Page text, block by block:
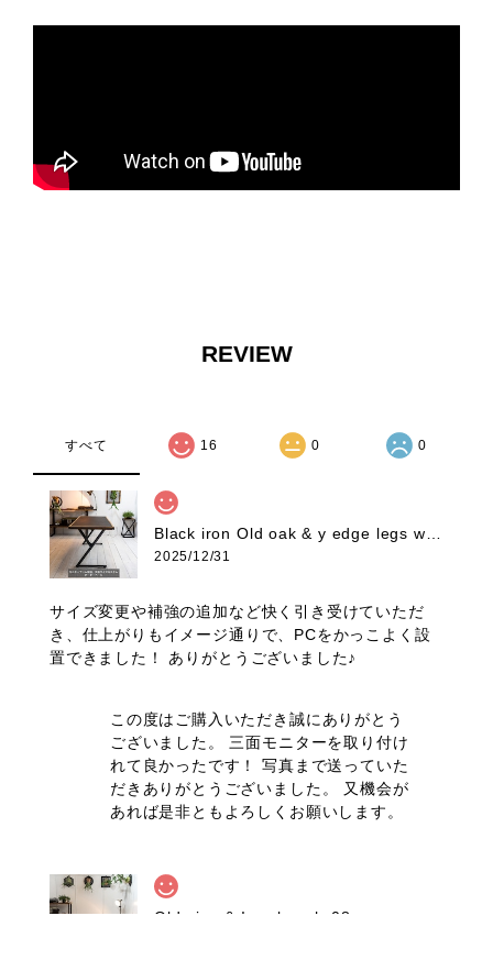
REVIEW
すべて 16 0 0
2025/12/31
サイズ変更や補強の追加など快く引き受けていただ
き、仕上がりもイメージ通りで、PCをかっこよく設
置できました！ ありがとうございました♪
この度はご購入いただき誠にありがとう
ございました。 三面モニターを取り付け
れて良かったです！ 写真まで送っていた
だきありがとうございました。 又機会が
あれば是非ともよろしくお願いします。
Old pine & Iron bench-08